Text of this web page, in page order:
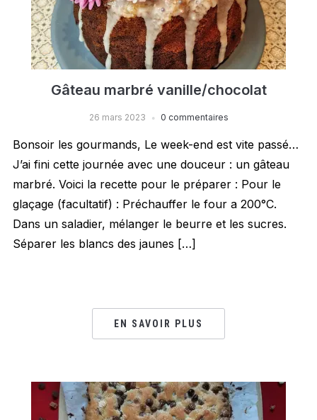
Gâteau marbré vanille/chocolat
26 mars 2023 0 commentaires
Bonsoir les gourmands, Le week-end est vite passé…
J’ai fini cette journée avec une douceur : un gâteau
marbré. Voici la recette pour le préparer : Pour le
glaçage (facultatif) : Préchauffer le four a 200°C.
Dans un saladier, mélanger le beurre et les sucres.
Séparer les blancs des jaunes […]
EN SAVOIR PLUS